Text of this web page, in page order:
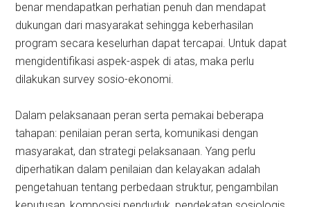
benar mendapatkan perhatian penuh dan mendapat
dukungan dari masyarakat sehingga keberhasilan
program secara keselurhan dapat tercapai. Untuk dapat
mengidentifikasi aspek-aspek di atas, maka perlu
dilakukan survey sosio-ekonomi.
Dalam pelaksanaan peran serta pemakai beberapa
tahapan: penilaian peran serta, komunikasi dengan
masyarakat, dan strategi pelaksanaan. Yang perlu
diperhatikan dalam penilaian dan kelayakan adalah
pengetahuan tentang perbedaan struktur, pengambilan